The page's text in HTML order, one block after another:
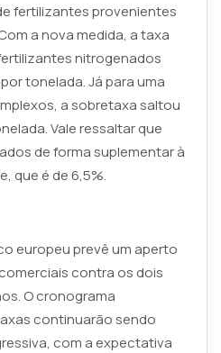
fertilizantes provenientes
a nova medida, a taxa
nitrogenados
tonelada. Já para uma
a sobretaxa saltou
Vale ressaltar que
de forma suplementar à
que é de 6,5%.
europeu prevê um aperto
contra os dois
O cronograma
continuarão sendo
com a expectativa